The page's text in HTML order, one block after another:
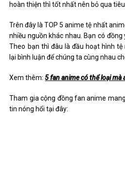
hoàn thiện thì tốt nhất nên bỏ qua
Trên đây là TOP 5 anime tệ nhất
nhiều nguồn khác nhau. Bạn có
Theo bạn thì đâu là đầu hoạt hình
lại bình luận để chúng ta cùng nhau
Xem thêm:5 fan anime có thể loại mà
Tham gia cộng đồng fan anime
tin nóng hổi tại đây: